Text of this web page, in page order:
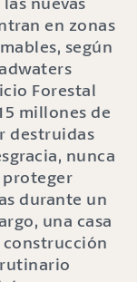
en zonas
según
Forestal
millones de
destruidas
nunca
proteger
durante un
una casa